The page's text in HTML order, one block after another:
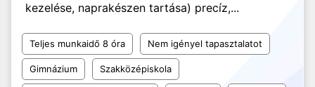
kezelése, naprakészen tartása) precíz,...
Teljes munkaidő 8 óra Nem igényel tapasztalatot
Gimnázium Szakközépiskola